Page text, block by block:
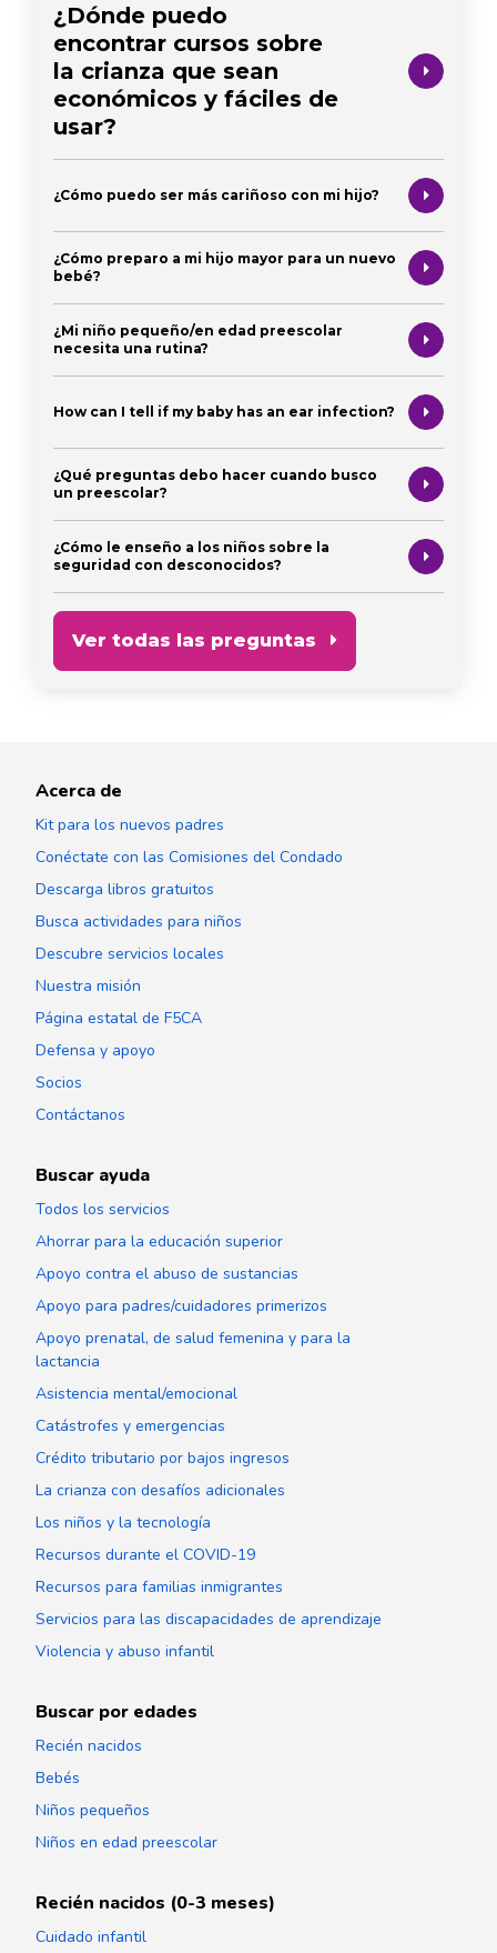
¿Dónde puedo
encontrar cursos sobre
la crianza que sean
económicos y fáciles de
usar?
¿Cómo puedo ser más cariñoso con mi hijo?
¿Cómo preparo a mi hijo mayor para un nuevo
bebé?
¿Mi niño pequeño/en edad preescolar
necesita una rutina?
How can I tell if my baby has an ear infection?
¿Qué preguntas debo hacer cuando busco
un preescolar?
¿Cómo le enseño a los niños sobre la
seguridad con desconocidos?
Ver todas las preguntas
Acerca de
Kit para los nuevos padres
Conéctate con las Comisiones del Condado
Descarga libros gratuitos
Busca actividades para niños
Descubre servicios locales
Nuestra misión
Página estatal de F5CA
Defensa y apoyo
Socios
Contáctanos
Buscar ayuda
Todos los servicios
Ahorrar para la educación superior
Apoyo contra el abuso de sustancias
Apoyo para padres/cuidadores primerizos
Apoyo prenatal, de salud femenina y para la
lactancia
Asistencia mental/emocional
Catástrofes y emergencias
Crédito tributario por bajos ingresos
La crianza con desafíos adicionales
Los niños y la tecnología
Recursos durante el COVID-19
Recursos para familias inmigrantes
Servicios para las discapacidades de aprendizaje
Violencia y abuso infantil
Buscar por edades
Recién nacidos
Bebés
Niños pequeños
Niños en edad preescolar
Recién nacidos (0-3 meses)
Cuidado infantil